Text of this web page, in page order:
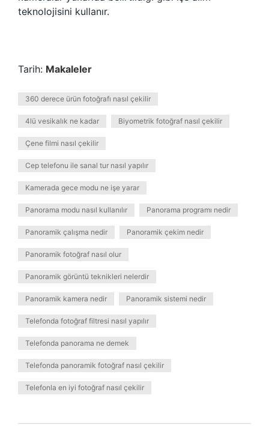
teknolojisini kullanır.
Tarih: Makaleler
360 derece ürün fotoğrafı nasıl çekilir
4lü vesikalık ne kadar Biyometrik fotoğraf nasıl çekilir
Çene filmi nasıl çekilir
Cep telefonu ile sanal tur nasıl yapılır
Kamerada gece modu ne işe yarar
Panorama modu nasıl kullanılır Panorama programı nedir
Panoramik çalışma nedir Panoramik çekim nedir
Panoramik fotoğraf nasıl olur
Panoramik görüntü teknikleri nelerdir
Panoramik kamera nedir Panoramik sistemi nedir
Telefonda fotoğraf filtresi nasıl yapılır
Telefonda panorama ne demek
Telefonda panoramik fotoğraf nasıl çekilir
Telefonla en iyi fotoğraf nasıl çekilir